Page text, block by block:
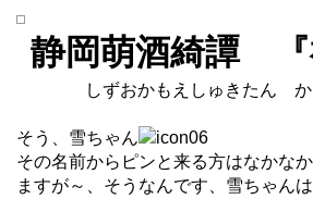
静岡萌酒綺譚 『
しずおかもえしゅきたん か
そう、雪ちゃん
その名前からピンと来る方はなかな
ますが～、そうなんです、雪ちゃん